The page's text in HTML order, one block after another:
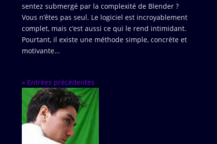
sentez submergé par la complexité de Blender ?
Vous n’êtes pas seul. Le logiciel est incroyablement
complet, mais c’est aussi ce qui le rend intimidant.
Pourtant, il existe une méthode simple, concrète et
motivante...
« Entrées précédentes